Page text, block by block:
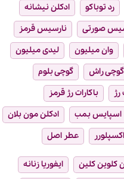
رد توباکو
ادکلن نیشانه
صورتی
نارسیس قرمز
وان میلیون
لیدی میلیون
گوچی راش
گوچی بلوم
رژ
باکارات رژ قرمز
اسپایس بمب
ادکلن مون بلان
عطر اصل
کلوین کلین
ایفوریا زنانه